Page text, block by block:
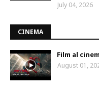
July 04, 2026
CINEMA
Film al
August 01,